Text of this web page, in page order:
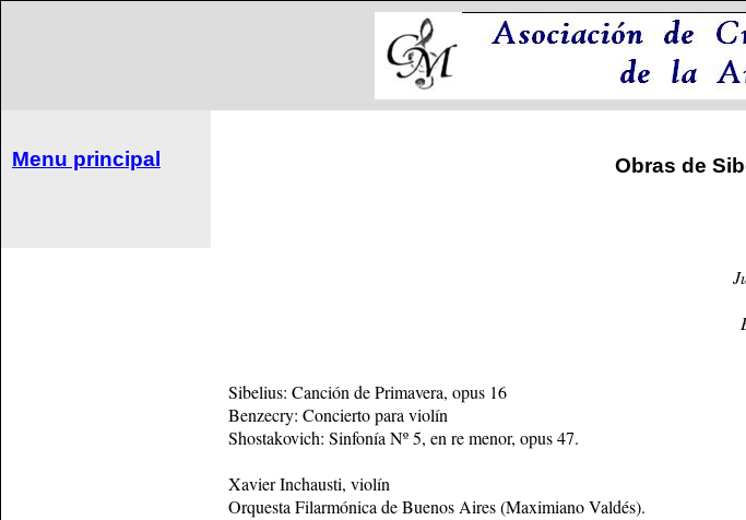
Menu principal Obras de
Sibelius: Canción de Primavera, opus 16
Benzecry: Concierto para violín
Shostakovich: Sinfonía Nº 5, en re menor, opus 47.
Xavier Inchausti, violín
Orquesta Filarmónica de Buenos Aires (Maximiano Valdés).